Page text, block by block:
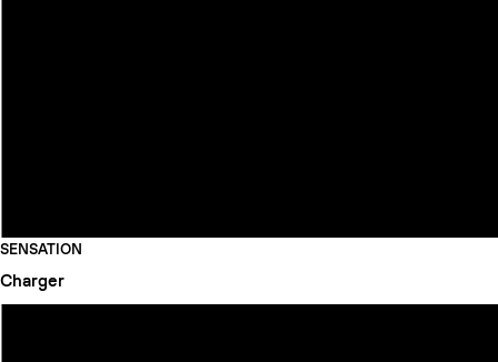
SENSATION
Charger